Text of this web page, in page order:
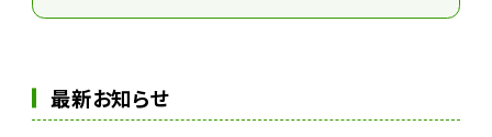
最新お知らせ